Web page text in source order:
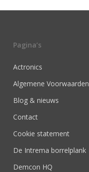
Pagina’s
Actronics
Algemene Voorwaarden
Blog & nieuws
Contact
Cookie statement
De Intrema borrelplank
Demcon HQ